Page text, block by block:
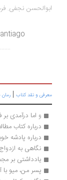
نجفی. فرهنگ
Santiago
...............
و نقد کتاب|رمان خارجی|
و اما درآمدی بر
درباره کتاب مطالعات
درباره پادشه خوبان
نگاهی به ازدواج‌های
یادداشتی بر مجموعه
پسر من، میو با